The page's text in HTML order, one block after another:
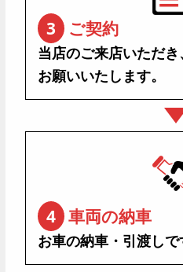
3 ご契約
当店のご来店いただ
お願いいたします。
4 車両の納車
お車の納車・引渡しで